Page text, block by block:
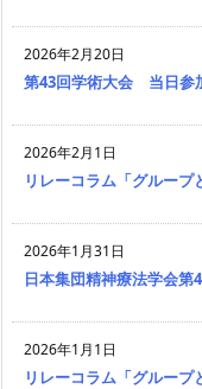
2026年2月20日
第43回学術大会 当日参
2026年2月1日
リレーコラム「グループ
2026年1月31日
日本集団精神療法学会
2026年1月1日
リレーコラム「グループ